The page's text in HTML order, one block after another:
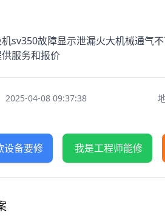
sv350故障显示泄漏火大机械通气
服务和报价
2025-04-08 09:37:38
设备要修 我是工程师能修